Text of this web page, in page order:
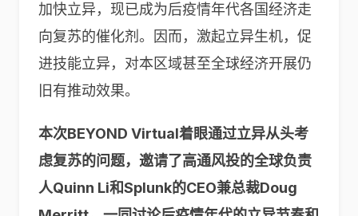
加快立异，现已成为后疫情年代各国经济走
向复苏的催化剂。因而，激起立异生机，促
进技能立异，对本区域甚至全球经济开展仍
旧有推动效果。
本次BEYOND Virtual着眼通过立异从头考
虑复苏的问题，邀请了高通风投的全球负责
人Quinn Li和Splunk的CEO兼总裁Doug